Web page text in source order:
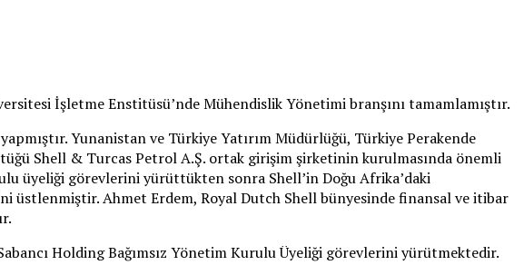
İşletme Enstitüsü’nde Mühendislik Yönetimi branşını tamamlamıştır.
Yunanistan ve Türkiye Yatırım Müdürlüğü, Türkiye Perakende
Shell & Turcas Petrol A.Ş. ortak girişim şirketinin kurulmasında önemli
üyeliği görevlerini yürüttükten sonra Shell’in Doğu Afrika’daki
üstlenmiştir. Ahmet Erdem, Royal Dutch Shell bünyesinde finansal ve itibar
Holding Bağımsız Yönetim Kurulu Üyeliği görevlerini yürütmektedir.